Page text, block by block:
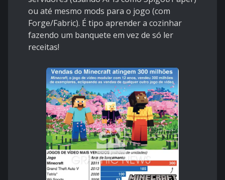
ou até mesmo mods para o jogo (com
Forge/Fabric). É tipo aprender a cozinhar
fazendo um banquete em vez de só ler
receitas!